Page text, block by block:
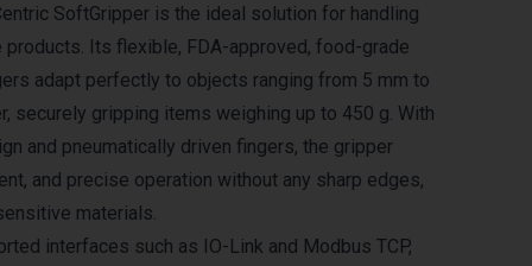
SoftGripper is the ideal solution for handling
products. Its flexible, FDA-approved, food-grade
adapt perfectly to objects ranging from 5 mm to
securely gripping items weighing up to 450 g. With
and pneumatically driven fingers, the gripper
and precise operation without any sharp edges,
materials.
interfaces such as IO-Link and Modbus TCP,